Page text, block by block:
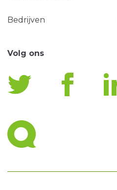
Bedrijven
Volg ons